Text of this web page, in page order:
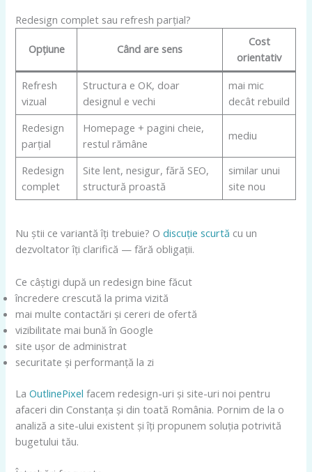
Redesign complet sau refresh parțial?
Opțiune Când are sens
Cost
orientativ
Refresh
vizual
Structura e OK, doar
designul e vechi
mai mic
decât rebuild
Redesign
parțial
Homepage + pagini cheie,
restul rămâne
mediu
Redesign
complet
Site lent, nesigur, fără SEO,
structură proastă
similar unui
site nou
Nu știi ce variantă îți trebuie? Odiscuție scurtă cu un
dezvoltator îți clarifică — fără obligații.
Ce câștigi după un redesign bine făcut
încredere crescută la prima vizită
mai multe contactări și cereri de ofertă
vizibilitate mai bună în Google
site ușor de administrat
securitate și performanță la zi
LaOutlinePixel facem redesign-uri și site-uri noi pentru
afaceri din Constanța și din toată România. Pornim de la o
analiză a site-ului existent și îți propunem soluția potrivită
bugetului tău.